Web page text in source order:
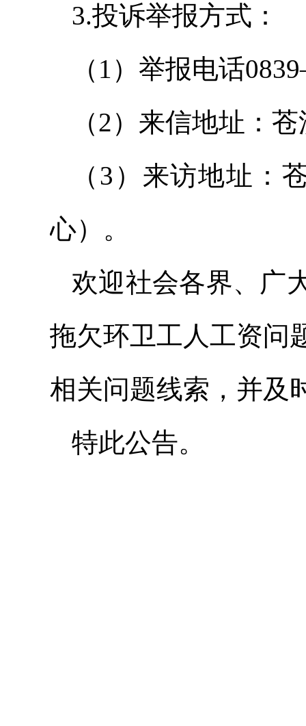
3.投诉举报方式：
（1）举报电话
（2）来信地址：
（3）来访地址：
心）。
欢迎社会各界、广
拖欠环卫工人工资问
相关问题线索，并及
特此公告。